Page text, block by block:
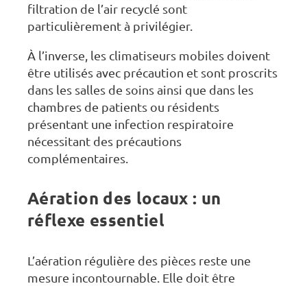
filtration de l’air recyclé sont
particulièrement à privilégier.
À l’inverse, les climatiseurs mobiles doivent
être utilisés avec précaution et sont proscrits
dans les salles de soins ainsi que dans les
chambres de patients ou résidents
présentant une infection respiratoire
nécessitant des précautions
complémentaires.
Aération des locaux : un
réflexe essentiel
L’aération régulière des pièces reste une
mesure incontournable. Elle doit être